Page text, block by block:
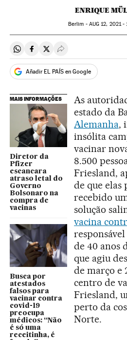
ENRIQUE
Berlim - AUG 12, 2021 -
Compartir en Whatsapp
Compartir en Facebook
Compartir en Twitter
Desplegar Redes
Añadir EL PAÍS en Google
MAIS INFORMAÇÕES
Diretor da
Pfizer
escancara
atraso letal do
Governo
Bolsonaro na
compra de
vacinas
Busca por
atestados
falsos para
vacinar contra
covid-19
preocupa
médicos: “Não
é só uma
receitinha, é
As
estado da
Alemanha,
insólita
vacinar
8.500
Friesland,
de que elas
recebido
solução
vacina
de 40 anos
que agiu
de março e
centro de
Friesland,
perto da
Norte.